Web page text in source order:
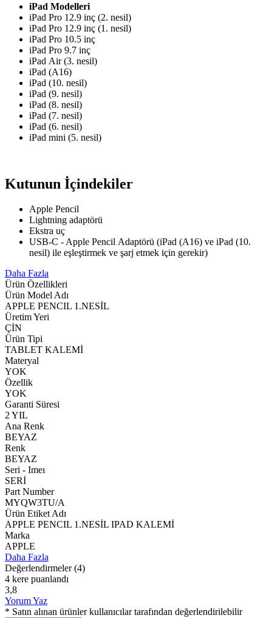
iPad Modelleri
iPad Pro 12.9 inç (2. nesil)
iPad Pro 12.9 inç (1. nesil)
iPad Pro 10.5 inç
iPad Pro 9.7 inç
iPad Air (3. nesil)
iPad (A16)
iPad (10. nesil)
iPad (9. nesil)
iPad (8. nesil)
iPad (7. nesil)
iPad (6. nesil)
iPad mini (5. nesil)
Kutunun İçindekiler
Apple Pencil
Lightning adaptörü
Ekstra uç
USB-C - Apple Pencil Adaptörü (iPad (A16) ve iPad (10.
nesil) ile eşleştirmek ve şarj etmek için gerekir)
Daha Fazla
Ürün Özellikleri
Ürün Model Adı
APPLE PENCIL 1.NESİL
Üretim Yeri
ÇİN
Ürün Tipi
TABLET KALEMİ
Materyal
YOK
Özellik
YOK
Garanti Süresi
2 YIL
Ana Renk
BEYAZ
Renk
BEYAZ
Seri - Imeı
SERİ
Part Number
MYQW3TU/A
Ürün Etiket Adı
APPLE PENCIL 1.NESİL IPAD KALEMİ
Marka
APPLE
Daha Fazla
Değerlendirmeler (4)
4 kere puanlandı
3,8
Yorum Yaz
* Satın alınan ürünler kullanıcılar tarafından değerlendirilebilir